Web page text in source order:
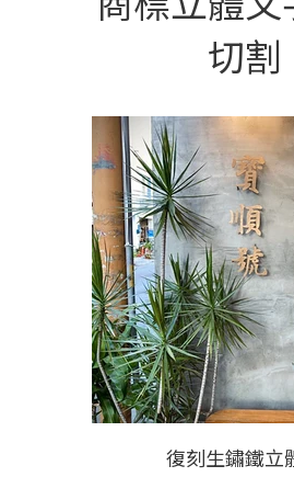
切割
復刻生鏽鐵立